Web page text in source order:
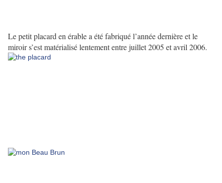
Le petit placard en érable a été fabriqué l’année dernière et le
miroir s’est matérialisé lentement entre juillet 2005 et avril 2006.